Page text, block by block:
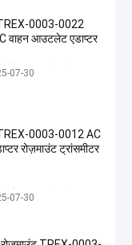
0003-0022
वाहन आउटलेट एडाप्टर
दबाव ट्रांसमीटर
07-30
0003-0012 AC
रोज़माउंट ट्रांसमीटर
दबाव ट्रांसमीटर
07-30